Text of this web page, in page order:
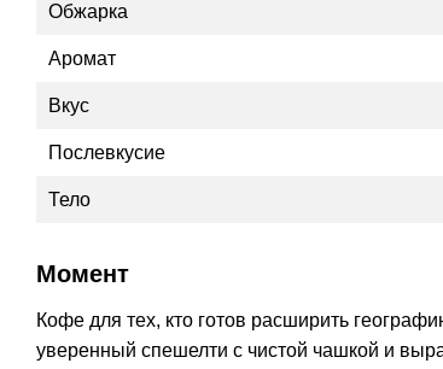
Обжарка
Аромат
Вкус
Послевкусие
Тело
Момент
Кофе для тех, кто готов расширить
уверенный спешелти с чистой чашкой и